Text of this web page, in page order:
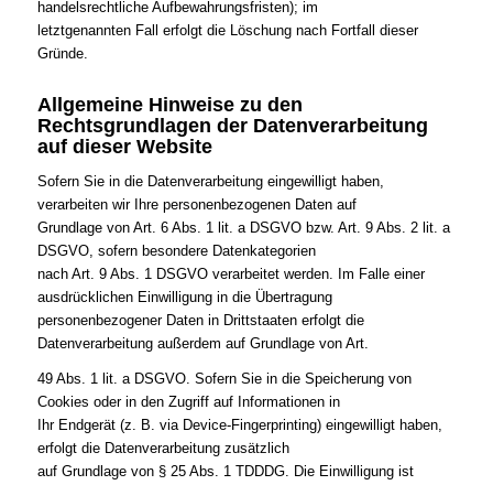
handelsrechtliche Aufbewahrungsfristen); im
letztgenannten Fall erfolgt die Löschung nach Fortfall dieser
Gründe.
Allgemeine Hinweise zu den
Rechtsgrundlagen der Datenverarbeitung
auf dieser Website
Sofern Sie in die Datenverarbeitung eingewilligt haben,
verarbeiten wir Ihre personenbezogenen Daten auf
Grundlage von Art. 6 Abs. 1 lit. a DSGVO bzw. Art. 9 Abs. 2 lit. a
DSGVO, sofern besondere Datenkategorien
nach Art. 9 Abs. 1 DSGVO verarbeitet werden. Im Falle einer
ausdrücklichen Einwilligung in die Übertragung
personenbezogener Daten in Drittstaaten erfolgt die
Datenverarbeitung außerdem auf Grundlage von Art.
49 Abs. 1 lit. a DSGVO. Sofern Sie in die Speicherung von
Cookies oder in den Zugriff auf Informationen in
Ihr Endgerät (z. B. via Device-Fingerprinting) eingewilligt haben,
erfolgt die Datenverarbeitung zusätzlich
auf Grundlage von § 25 Abs. 1 TDDDG. Die Einwilligung ist